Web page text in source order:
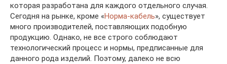
которая разработана для каждого отдельного случая.
Сегодня на рынке, кроме «Норма-кабель», существует
много производителей, поставляющих подобную
продукцию. Однако, не все строго соблюдают
технологический процесс и нормы, предписанные для
данного рода изделий. Поэтому, далеко не всю